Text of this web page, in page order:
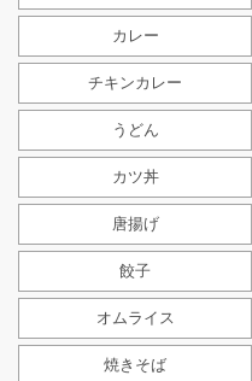
カレー
チキンカレー
うどん
カツ丼
唐揚げ
餃子
オムライス
焼きそば